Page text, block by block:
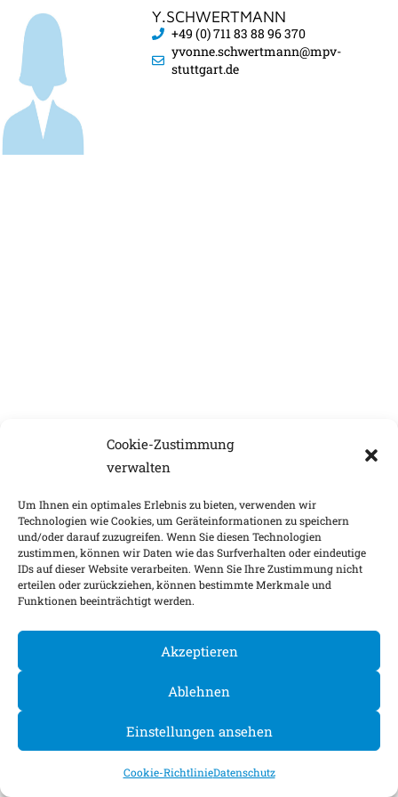
Cookie-Zustimmung
verwalten
Um Ihnen ein optimales Erlebnis zu bieten, verwenden wir
Technologien wie Cookies, um Geräteinformationen zu speichern
und/oder darauf zuzugreifen. Wenn Sie diesen Technologien
zustimmen, können wir Daten wie das Surfverhalten oder eindeutige
IDs auf dieser Website verarbeiten. Wenn Sie Ihre Zustimmung nicht
erteilen oder zurückziehen, können bestimmte Merkmale und
Funktionen beeinträchtigt werden.
Akzeptieren
Ablehnen
Einstellungen ansehen
Cookie-RichtlinieDatenschutz
Y.SCHWERTMANN
+49 (0) 711 83 88 96 370
yvonne.schwertmann@mpv-
stuttgart.de